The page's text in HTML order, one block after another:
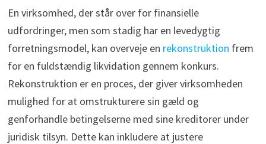
En virksomhed, der står over for finansielle
udfordringer, men som stadig har en levedygtig
forretningsmodel, kan overveje en rekonstruktion frem
for en fuldstændig likvidation gennem konkurs.
Rekonstruktion er en proces, der giver virksomheden
mulighed for at omstrukturere sin gæld og
genforhandle betingelserne med sine kreditorer under
juridisk tilsyn. Dette kan inkludere at justere